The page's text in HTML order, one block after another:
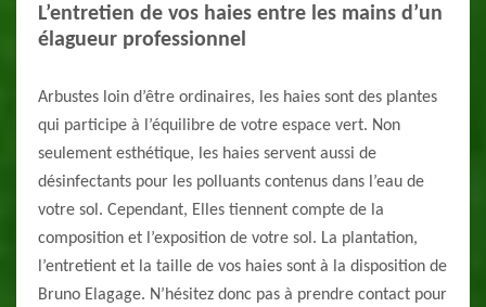
L’entretien de vos haies entre les mains d’un
élagueur professionnel
Arbustes loin d’être ordinaires, les haies sont des plantes
qui participe à l’équilibre de votre espace vert. Non
seulement esthétique, les haies servent aussi de
désinfectants pour les polluants contenus dans l’eau de
votre sol. Cependant, Elles tiennent compte de la
composition et l’exposition de votre sol. La plantation,
l’entretient et la taille de vos haies sont à la disposition de
Bruno Elagage. N’hésitez donc pas à prendre contact pour